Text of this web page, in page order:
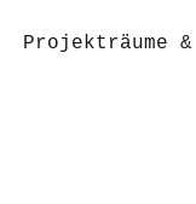
Projekträume